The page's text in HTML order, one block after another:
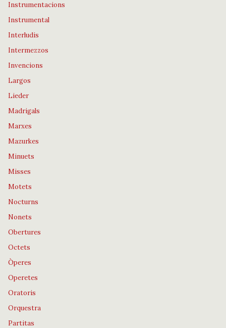
Instrumentacions
Instrumental
Interludis
Intermezzos
Invencions
Largos
Lieder
Madrigals
Marxes
Mazurkes
Minuets
Misses
Motets
Nocturns
Nonets
Obertures
Octets
Òperes
Operetes
Oratoris
Orquestra
Partitas